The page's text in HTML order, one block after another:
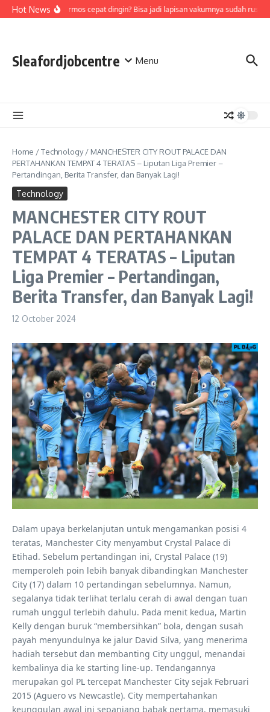
Skip to content
Hot NewsAir di termos cepat dingin? Bisa jadi lapisan vakumnya sudah rusak,
Sleafordjobcentre Menu
Home /Technology/ MANCHESTER CITY ROUT PALACE DAN
PERTAHANKAN TEMPAT 4 TERATAS – Liputan Liga Premier –
Pertandingan, Berita Transfer, dan Banyak Lagi!
Technology
MANCHESTER CITY ROUT
PALACE DAN PERTAHANKAN
TEMPAT 4 TERATAS – Liputan
Liga Premier – Pertandingan,
Berita Transfer, dan Banyak Lagi!
12 October 2024
Dalam upaya berkelanjutan untuk mengamankan posisi 4
teratas, Manchester City menyambut Crystal Palace di
Etihad. Sebelum pertandingan ini, Crystal Palace (19)
memperoleh poin lebih banyak dibandingkan Manchester
City (17) dalam 10 pertandingan sebelumnya. Namun,
segalanya tidak terlihat terlalu cerah di awal dengan tuan
rumah unggul terlebih dahulu. Pada menit kedua, Martin
Kelly dengan buruk “membersihkan” bola, dengan susah
payah menyundulnya ke jalur David Silva, yang menerima
hadiah tersebut dan membanting City unggul, menandai
kembalinya dia ke starting line-up. Tendangannya
merupakan gol PL tercepat Manchester City sejak Februari
2015 (Aguero vs Newcastle). City mempertahankan
keunggulan awal ini sepanjang babak pertama, memasuki